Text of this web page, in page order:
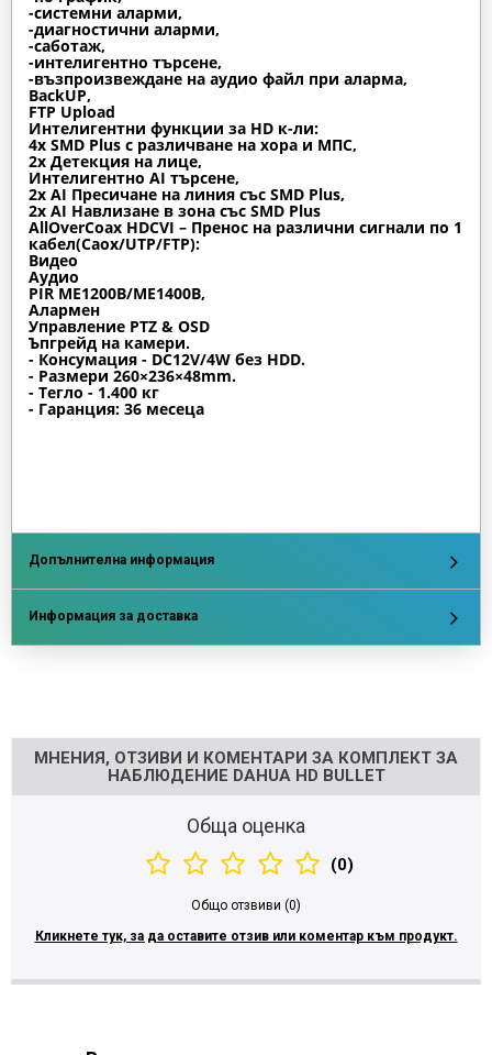
-системни аларми,
-диагностични аларми,
-саботаж,
-интелигентно търсене,
-възпроизвеждане на аудио файл при аларма,
BackUP,
FTP Upload
Интелигентни функции за HD к-ли:
4x SMD Plus с различване на хора и МПС,
2x Детекция на лице,
Интелигентно AI търсене,
2x AI Пресичане на линия със SMD Plus,
2x AI Навлизане в зона със SMD Plus
AllOverCoax HDCVI – Пренос на различни сигнали по 1
кабел(Caox/UTP/FTP):
Видео
Аудио
PIR ME1200B/ME1400B,
Алармен
Управление PTZ & OSD
Ъпгрейд на камери.
- Консумация - DC12V/4W без HDD.
- Размери 260×236×48mm.
- Тегло - 1.400 кг
- Гаранция: 36 месеца
Допълнителна информация
Информация за доставка
МНЕНИЯ, ОТЗИВИ И КОМЕНТАРИ ЗА КОМПЛЕКТ ЗА
НАБЛЮДЕНИЕ DAHUA HD BULLET
Обща оценка
(0)
Общо отзвиви (0)
Кликнете тук, за да оставите отзив или коментар към продукт.